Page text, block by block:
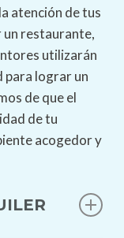
atención de tus
un restaurante,
utilizarán
para lograr un
de que el
de tu
acogedor y